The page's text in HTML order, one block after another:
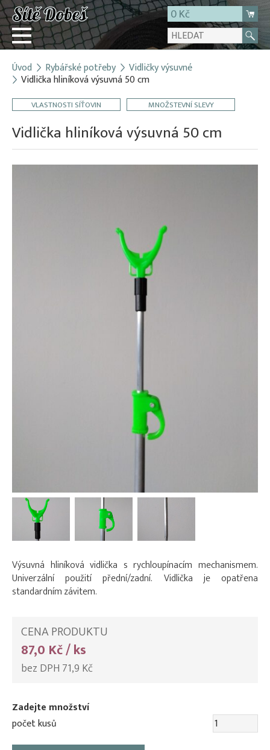
0 Kč
Přihlásit
Registrace
E-shop
O firmě
Kontakt
Úvod Rybářské potřeby Vidličky výsuvné
Vidlička hliníková výsuvná 50 cm
VLASTNOSTI SÍŤOVIN MNOŽSTEVNÍ SLEVY
Vidlička hliníková výsuvná 50 cm
Výsuvná hliníková vidlička s rychloupínacím mechanismem.
Univerzální použití přední/zadní. Vidlička je opatřena
standardním závitem.
CENA PRODUKTU
87,0 Kč / ks
bez DPH 71,9 Kč
Zadejte množství
počet kusů